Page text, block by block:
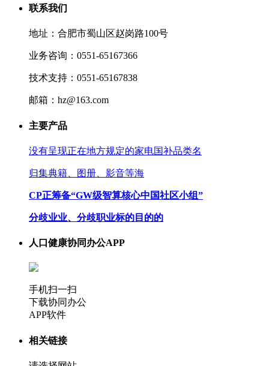
联系我们
地址：合肥市蜀山区赵岗路100号
业务咨询：0551-65167366
技术支持：0551-65167838
邮箱：hz@163.com
主要产品
没有呈现正在地方规定的家电国补品类名
归集典籍、图册、影音等海
CP正筹备“GW级智算核心中国社区小组”
分歧业业、分歧职业标的目的的
人口健康协同办公APP
手机扫一扫
下载协同办公
APP软件
相关链接